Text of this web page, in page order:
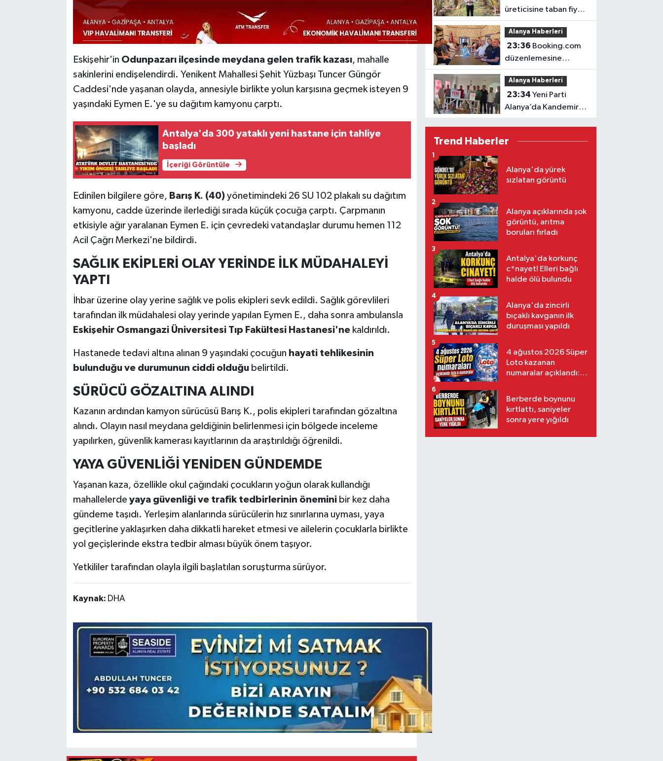
Eskişehir'in Odunpazarı ilçesinde meydana gelen trafik kazası, mahalle
sakinlerini endişelendirdi. Yenikent Mahallesi Şehit Yüzbaşı Tuncer Güngör
Caddesi'nde yaşanan olayda, annesiyle birlikte yolun karşısına geçmek isteyen 9
yaşındaki Eymen E.'ye su dağıtım kamyonu çarptı.
Antalya'da 300 yataklı yeni hastane için tahliye
başladı
İçeriği Görüntüle
Edinilen bilgilere göre, Barış K. (40)yönetimindeki 26 SU 102 plakalı su dağıtım
kamyonu, cadde üzerinde ilerlediği sırada küçük çocuğa çarptı. Çarpmanın
etkisiyle ağır yaralanan Eymen E. için çevredeki vatandaşlar durumu hemen 112
Acil Çağrı Merkezi'ne bildirdi.
SAĞLIK EKİPLERİ OLAY YERİNDE İLK MÜDAHALEYİ
YAPTI
İhbar üzerine olay yerine sağlık ve polis ekipleri sevk edildi. Sağlık görevlileri
tarafından ilk müdahalesi olay yerinde yapılan Eymen E., daha sonra ambulansla
Eskişehir Osmangazi Üniversitesi Tıp Fakültesi Hastanesi'nekaldırıldı.
Hastanede tedavi altına alınan 9 yaşındaki çocuğun hayati tehlikesinin
bulunduğu ve durumunun ciddi olduğubelirtildi.
SÜRÜCÜ GÖZALTINA ALINDI
Kazanın ardından kamyon sürücüsü Barış K., polis ekipleri tarafından gözaltına
alındı. Olayın nasıl meydana geldiğinin belirlenmesi için bölgede inceleme
yapılırken, güvenlik kamerası kayıtlarının da araştırıldığı öğrenildi.
YAYA GÜVENLİĞİ YENİDEN GÜNDEMDE
Yaşanan kaza, özellikle okul çağındaki çocukların yoğun olarak kullandığı
mahallelerde yaya güvenliği ve trafik tedbirlerinin öneminibir kez daha
gündeme taşıdı. Yerleşim alanlarında sürücülerin hız sınırlarına uyması, yaya
geçitlerine yaklaşırken daha dikkatli hareket etmesi ve ailelerin çocuklarla birlikte
yol geçişlerinde ekstra tedbir alması büyük önem taşıyor.
Yetkililer tarafından olayla ilgili başlatılan soruşturma sürüyor.
Kaynak: DHA
üreticisine taban fiyat
müjdesi
Alanya Haberleri
23:36
düzenlemesine
ALTİD’den destek
Alanya Haberleri
23:34 Yeni Parti
Alanya’da Kandemir’le
yola çıktı
Trend Haberler
Alanya'da yürek
sızlatan görüntü
1
Alanya açıklarında şok
görüntü, arıtma
boruları fırladı
2
Antalya'da korkunç
c*nayet! Elleri bağlı
halde ölü bulundu
3
Alanya'da zincirli
bıçaklı kavganın ilk
duruşması yapıldı
4
4 ağustos 2026 Süper
Loto kazanan
numaralar açıklandı:
5
Berberde boynunu
kırtlattı, saniyeler
sonra yere yığıldı
6